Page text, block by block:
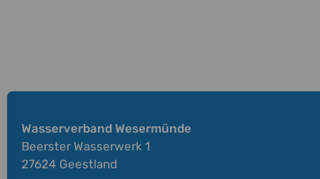
Wasserverband Wesermünde
Beerster Wasserwerk 1
27624 Geestland